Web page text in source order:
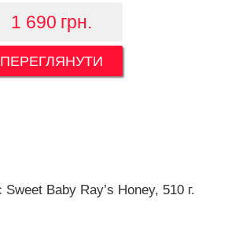
1 690 грн.
ПЕРЕГЛЯНУТИ